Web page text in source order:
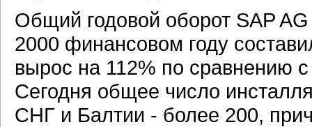
Общий годовой оборот SAP
2000 финансовом году
вырос на 112% по сравнению
Сегодня общее число
СНГ и Балтии - более 200,